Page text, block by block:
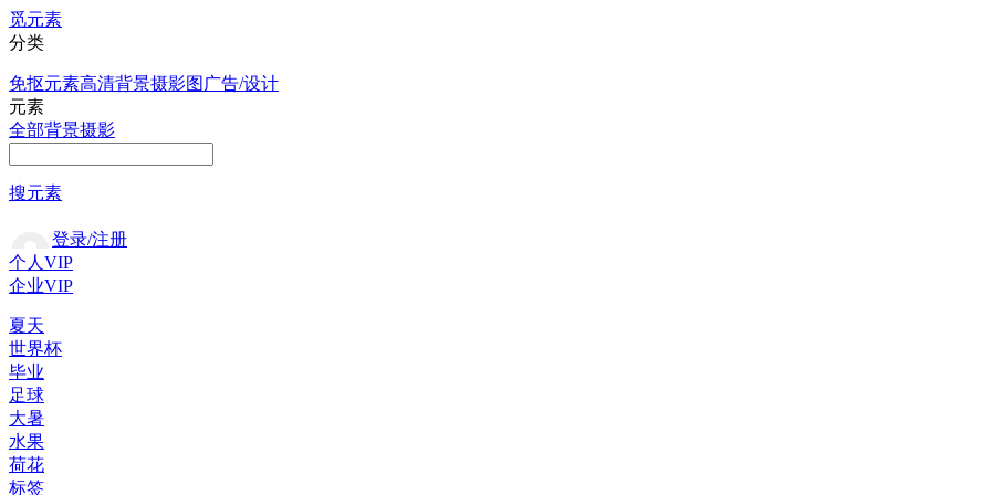
觅元素
分类
免抠元素高清背景摄影图 广告/设计
元素
全部背景摄影
搜元素
登录/注册
个人VIP
企业VIP
夏天
世界杯
毕业
足球
大暑
水果
荷花
标签